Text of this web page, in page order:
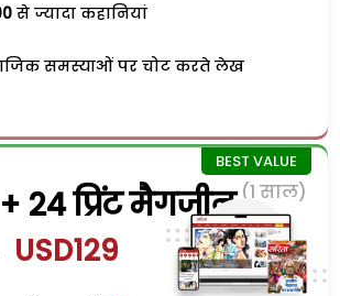
से ज्यादा कहानियां
समस्याओं पर चोट करते लेख
24 प्रिंट मैगजीन (1 साल)
USD129